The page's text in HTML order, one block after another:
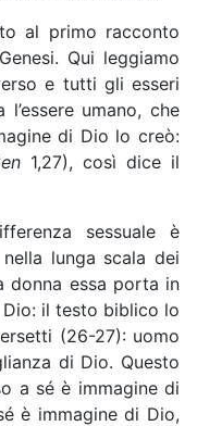
al primo racconto
Qui leggiamo
e tutti gli esseri
umano, che
di Dio lo creò:
1,27), così dice il
sessuale è
lunga scala dei
donna essa porta in
Dio: il testo biblico lo
(26-27): uomo
di Dio. Questo
a sé è immagine di
è immagine di Dio,